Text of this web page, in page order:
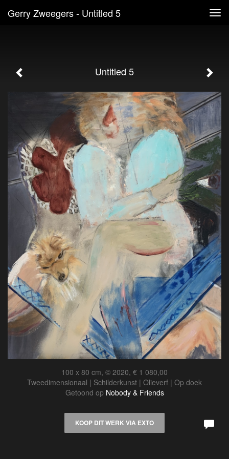
Gerry Zweegers - Untitled 5
Untitled 5
100 x 80 cm, © 2020, € 1 080,00
Tweedimensionaal | Schilderkunst | Olieverf | Op doek
Getoond op Nobody & Friends
KOOP DIT WERK VIA EXTO